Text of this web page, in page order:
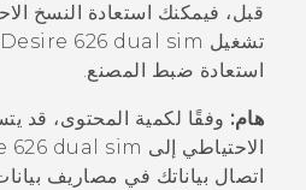
أجهزة HTC والملحقات
قبل، فيمكنك استعادة النسخ
تشغيل Desire 626 dual sim
استعادة ضبط المصنع.
هام: وفقًا لكمية المحتوى، قد
الاحتياطي إلى 626 dual sim
اتصال بياناتك في مصاريف